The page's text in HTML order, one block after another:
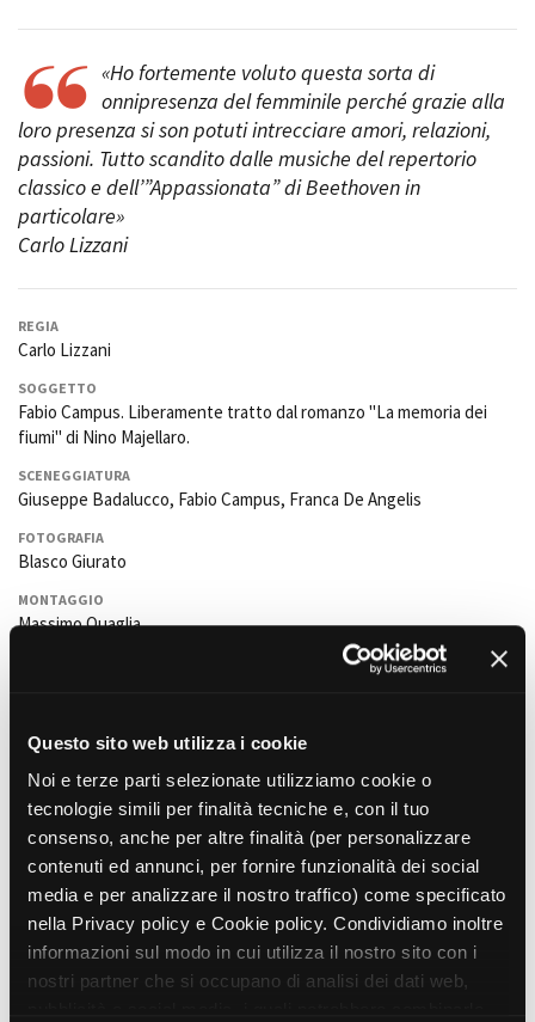
Questo sito web utilizza i cookie
Noi e terze parti selezionate utilizziamo cookie o
tecnologie simili per finalità tecniche e, con il tuo
consenso, anche per altre finalità (per personalizzare
contenuti ed annunci, per fornire funzionalità dei social
media e per analizzare il nostro traffico) come specificato
nella Privacy policy e Cookie policy. Condividiamo inoltre
informazioni sul modo in cui utilizza il nostro sito con i
nostri partner che si occupano di analisi dei dati web,
PRODUCTION GUIDE
Strutture di servizio
Professionisti
Attrici-Attori
Beginners
LOCATION GUIDE
FILM DATABASE
BOOK DATABASE
NEWS
Nastri d’Argento
Premio Solinas
STRUMENTI
Location - Accedi al tuo
profilo
Location - Nuovo utente
Stage - Tirocini - Scuola e
Amministrazione trasparente
Bandi e gare
Contatti
Credits
«Ho fortemente voluto questa sorta di
onnipresenza del femminile perché grazie alla
loro presenza si son potuti intrecciare amori, relazioni,
passioni. Tutto scandito dalle musiche del repertorio
classico e dell’”Appassionata” di Beethoven in
particolare»
Carlo Lizzani
REGIA
Carlo Lizzani
SOGGETTO
Fabio Campus. Liberamente tratto dal romanzo "La memoria dei
fiumi" di Nino Majellaro.
SCENEGGIATURA
Giuseppe Badalucco, Fabio Campus, Franca De Angelis
FOTOGRAFIA
Blasco Giurato
MONTAGGIO
Massimo Quaglia
Luigi Bonanno (Costumista).Nunzia Palmieri
costumista); Silvia Falletto (assistente aggiunta reparto costumi).
MUSICA ORIGINALE
Stelvio Cipriani
MUSICHE DI REPERTORIO
I brani musicali di "Nabucco" e "Lombardi alla prima Crociata" di G.
Verdi e "L'Appassionata" di L. V. Beethoven sono editi da Show
Service e Rai Trade Colonna sonora eseguita da Orchestra
Sinfonica Nova Amadeus - Diretta da Gianluca Podio